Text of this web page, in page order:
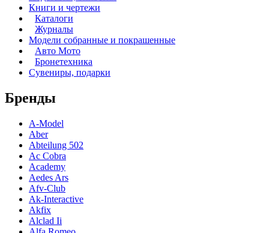
Книги и чертежи
Каталоги
Журналы
Модели собранные и покрашенные
Авто Мото
Бронетехника
Сувениры, подарки
Бренды
A-Model
Aber
Abteilung 502
Ac Cobra
Academy
Aedes Ars
Afv-Club
Ak-Interactive
Akfix
Alclad Ii